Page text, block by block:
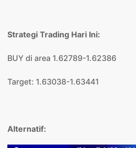
Strategi Trading Hari Ini:
BUY di area 1.62789-1.62386
Target: 1.63038-1.63441
Alternatif: